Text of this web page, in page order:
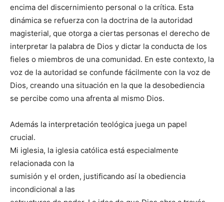
encima del discernimiento personal o la crítica. Esta
dinámica se refuerza con la doctrina de la autoridad
magisterial, que otorga a ciertas personas el derecho de
interpretar la palabra de Dios y dictar la conducta de los
fieles o miembros de una comunidad. En este contexto, la
voz de la autoridad se confunde fácilmente con la voz de
Dios, creando una situación en la que la desobediencia
se percibe como una afrenta al mismo Dios.
Además la interpretación teológica juega un papel
crucial.
Mi iglesia, la iglesia católica está especialmente
relacionada con la
sumisión y el orden, justificando así la obediencia
incondicional a las